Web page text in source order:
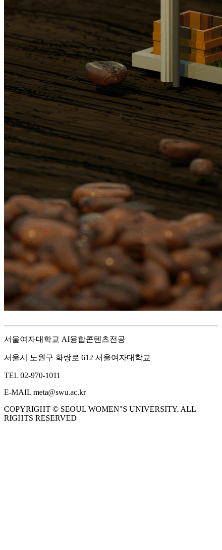
서울여자대학교 AI융합콘텐츠전공
서울시 노원구 화랑로 612 서울여자대학교
TEL 02-970-1011
E-MAIL meta@swu.ac.kr
COPYRIGHT © SEOUL WOMEN"S UNIVERSITY. ALL
RIGHTS RESERVED